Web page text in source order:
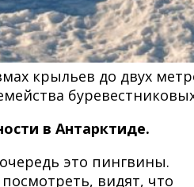
крыльев до двух
в Антарктиде.
это пингвины.
видят, что